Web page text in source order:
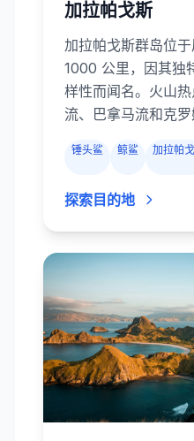
加拉帕戈斯
加拉帕戈斯群岛位
1000 公里，因其独
样性而闻名。火山
流、巴拿马流和克罗
宿向北驶往达尔文
斯鲨在峭壁边巡游；
鲼、鲸鲨、海豚、
海狮。强劲的洋流
潜水具有挑战性，
岸后还可以探索熔岩
蓝脚鲣鸟栖地。
锤头鲨 鲸鲨 加拉帕
探索目的地